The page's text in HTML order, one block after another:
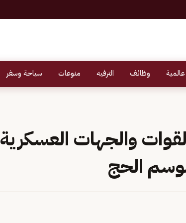
وظائف الترفيه منوعات سياحة وسفر
والجهات العسكرية
الحج